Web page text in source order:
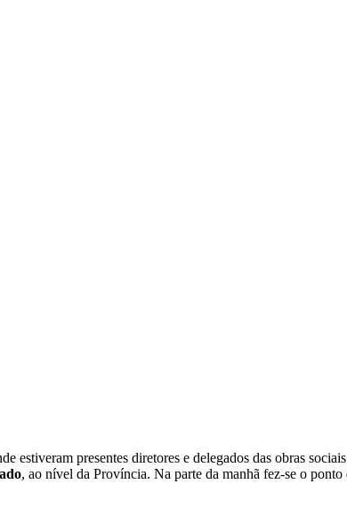
presentes diretores e delegados das obras
, ao nível da Província. Na parte da manhã fez-se o